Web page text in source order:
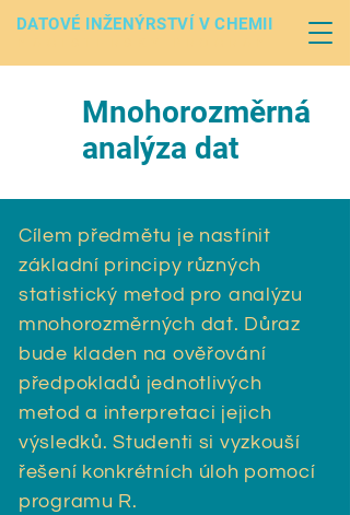
DATOVÉ INŽENÝRSTVÍ V CHEMII
Mnohorozměrná
analýza dat
Cílem předmětu je nastínit
základní principy různých
statistický metod pro analýzu
mnohorozměrných dat. Důraz
bude kladen na ověřování
předpokladů jednotlivých
metod a interpretaci jejich
výsledků. Studenti si vyzkouší
řešení konkrétních úloh pomocí
programu R.